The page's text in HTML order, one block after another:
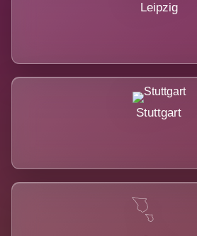
Leipzig
Stuttgart